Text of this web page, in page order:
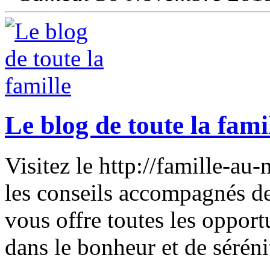
Le blog de toute la
Visitez le http://famille-au-
les conseils accompagnés
vous offre toutes les
dans le bonheur et de